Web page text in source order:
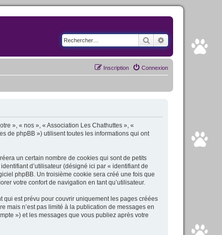
RechercherRecherche
Connexion
Inscription
», « nos », « Association Les Chathuttes », «
de phpBB ») utilisent toutes les informations qui ont
un certain nombre de cookies qui sont de petits
d’utilisateur (désigné ici par « identifiant de
phpBB. Un troisième cookie sera créé une fois que
votre confort de navigation en tant qu’utilisateur.
qui est prévu pour couvrir uniquement les pages créées
mais n’est pas limité à la publication de messages en
») et les messages que vous publiez après votre